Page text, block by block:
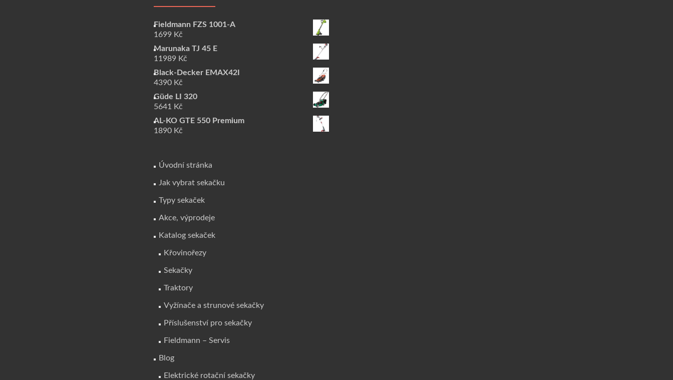
Fieldmann FZS 1001-A
1699 Kč
Marunaka TJ 45 E
11989 Kč
Black-Decker EMAX42I
4390 Kč
Güde LI 320
5641 Kč
AL-KO GTE 550 Premium
1890 Kč
Úvodní stránka
Jak vybrat sekačku
Typy sekaček
Akce, výprodeje
Katalog sekaček
Křovinořezy
Sekačky
Traktory
Vyžínače a strunové sekačky
Příslušenství pro sekačky
Fieldmann – Servis
Blog
Elektrické rotační sekačky